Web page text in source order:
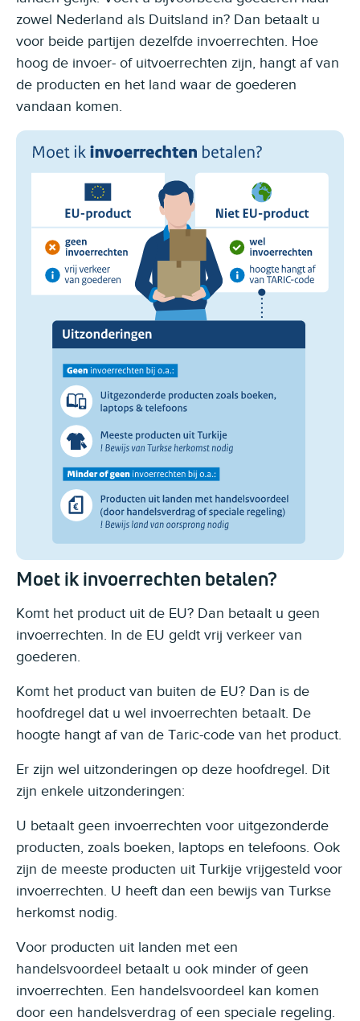
zowel Nederland als Duitsland in? Dan betaalt u
voor beide partijen dezelfde invoerrechten. Hoe
hoog de invoer- of uitvoerrechten zijn, hangt af van
de producten en het land waar de goederen
vandaan komen.
Moet ik invoerrechten betalen?
Komt het product uit de EU? Dan betaalt u geen
invoerrechten. In de EU geldt vrij verkeer van
goederen.
Komt het product van buiten de EU? Dan is de
hoofdregel dat u wel invoerrechten betaalt. De
hoogte hangt af van de Taric-code van het product.
Er zijn wel uitzonderingen op deze hoofdregel. Dit
zijn enkele uitzonderingen:
U betaalt geen invoerrechten voor uitgezonderde
producten, zoals boeken, laptops en telefoons. Ook
zijn de meeste producten uit Turkije vrijgesteld voor
invoerrechten. U heeft dan een bewijs van Turkse
herkomst nodig.
Voor producten uit landen met een
handelsvoordeel betaalt u ook minder of geen
invoerrechten. Een handelsvoordeel kan komen
door een handelsverdrag of een speciale regeling.